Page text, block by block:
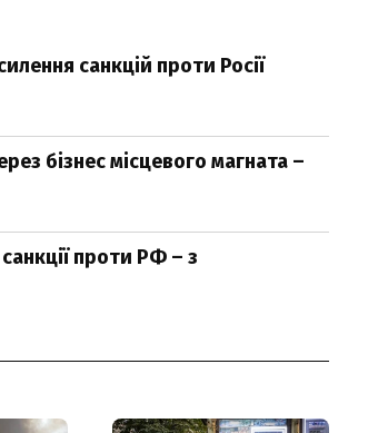
санкцій проти Росії
бізнес місцевого магната –
проти РФ – з